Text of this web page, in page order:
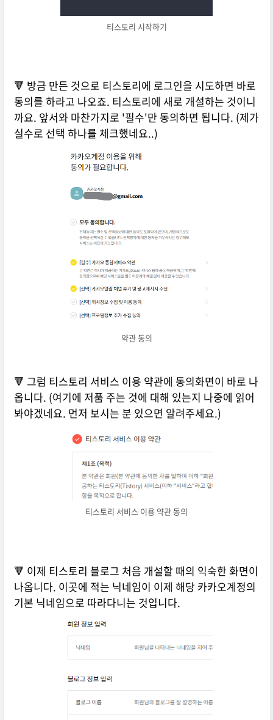
티스토리 시작하기
🔻 방금 만든 것으로 티스토리에 로그인을 시도하면 바로
동의를 하라고 나오죠. 티스토리에 새로 개설하는 것이니
까요. 앞서와 마찬가지로 '필수'만 동의하면 됩니다. (제가
실수로 선택 하나를 체크했네요..)
약관 동의
🔻 그럼 티스토리 서비스 이용 약관에 동의화면이 바로 나
옵니다. (여기에 저품 주는 것에 대해 있는지 나중에 읽어
봐야겠네요. 먼저 보시는 분 있으면 알려주세요.)
티스토리 서비스 이용 약관 동의
🔻 이제 티스토리 블로그 처음 개설할 때의 익숙한 화면이
나옵니다. 이곳에 적는 닉네임이 이제 해당 카카오계정의
기본 닉네임으로 따라다니는 것입니다.